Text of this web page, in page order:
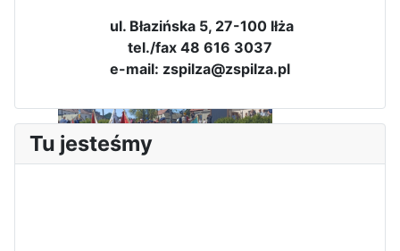
ul. Błazińska 5, 27-100 Iłża
tel./fax 48 616 3037
e-mail: zspilza@zspilza.pl
Tu jesteśmy